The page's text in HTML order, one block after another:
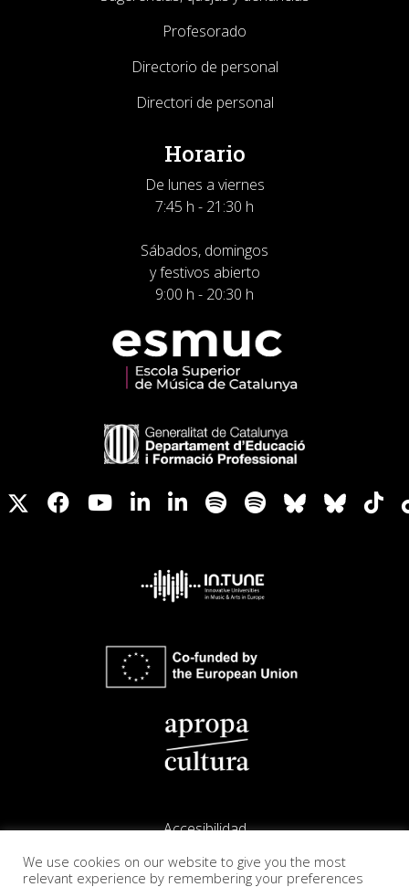
Profesorado
Directorio de personal
Directori de personal
Horario
De lunes a viernes
7:45 h - 21:30 h
Sábados, domingos
y festivos abierto
9:00 h - 20:30 h
Accesibilidad
Aviso legal
We use cookies on our website to give you the most
relevant experience by remembering your preferences